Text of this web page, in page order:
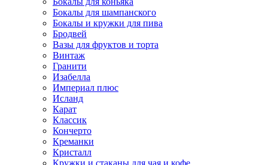
Бокалы для шампанского
Бокалы и кружки для пива
Бродвей
Вазы для фруктов и торта
Винтаж
Гранити
Изабелла
Империал плюс
Исланд
Карат
Классик
Кончерто
Креманки
Кристалл
Кружки и стаканы для чая и кофе